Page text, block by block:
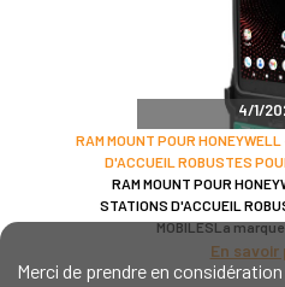
Merci de prendre en
4/1/
RAM MOUNT POUR
D'ACCUEIL ROBUSTES
RAM MOUNT POUR
STATIONS D'ACCUEIL
MOBILESLa
En savoir